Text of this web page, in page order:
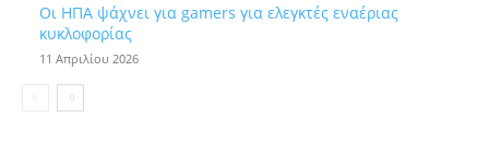
Οι ΗΠΑ ψάχνει για gamers για ελεγκτές εναέριας
κυκλοφορίας
11 Απριλίου 2026